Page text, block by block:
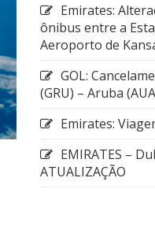
Emirates:
ônibus entre a
Aeroporto de
GOL:
(GRU) – Aruba
Emirates:
EMIRATES –
ATUALIZAÇÃO